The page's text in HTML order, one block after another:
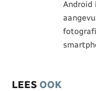
Android
LEES OOK